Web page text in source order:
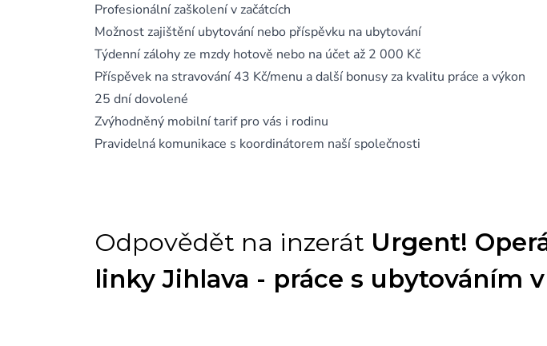
Profesionální zaškolení v začátcích
Možnost zajištění ubytování nebo příspěvku na ubytování
Týdenní zálohy ze mzdy hotově nebo na účet až 2 000 Kč
Příspěvek na stravování 43 Kč/menu a další bonusy za kvalitu práce a výkon
25 dní dovolené
Zvýhodněný mobilní tarif pro vás i rodinu
Pravidelná komunikace s koordinátorem naší společnosti